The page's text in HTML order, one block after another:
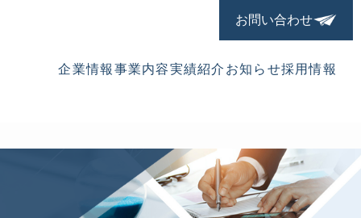
企業情報 事業内容実績紹介 お知らせ採用情報
お問い合わせ